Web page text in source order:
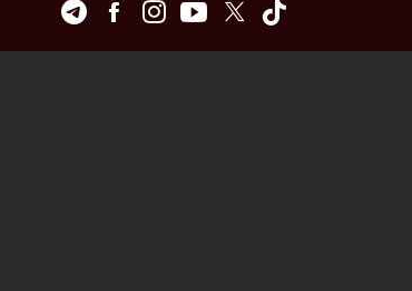
TelegramFacebookInstagramYoutubeTwitter